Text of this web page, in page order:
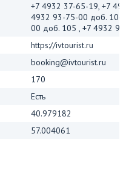
+7 4932 37-65-19, +7
4932 93-75-00 доб. 104
00 доб. 105 , +7 4932
https://ivtourist.ru
booking@ivtourist.ru
170
Есть
40.979182
57.004061